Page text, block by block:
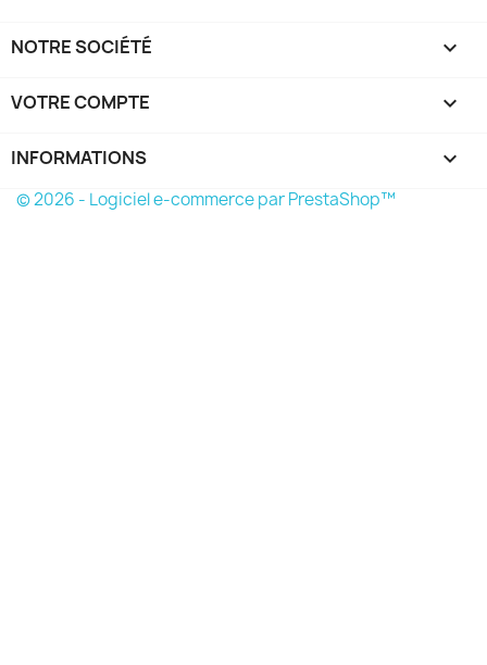
NOTRE SOCIÉTÉ 
VOTRE COMPTE 
INFORMATIONS keyboard_arrow_down
© 2026 - Logiciel e-commerce par PrestaShop™